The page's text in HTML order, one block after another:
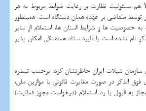
وی افزود: برپایه تبصره ۱ هم مسئولیت نظارت بر رعایت ضوابط مربوط به هر
توسط متقاضی بر عهده همان دستگاه است. همینطور
۲ با عنایت به خصوصیت ها و شرایط استان ها، استعلام از سایر
نام نشده است با تایید ستاد هماهنگی امكان پذیر
سازمان شیلات ایران خاطرنشان كرد: برحسب تبصره
فوق الذكر در صورت مغایرت قانونی با موازین ملی،
به قبول یا رد استعلام (درخواست مجوز فعالیت)